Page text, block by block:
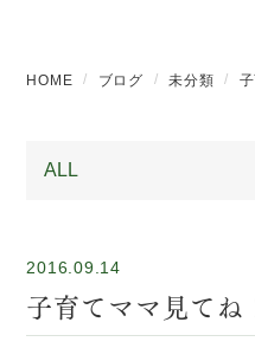
HOME ブログ 未分類
2016.09.14
子育てママ見て